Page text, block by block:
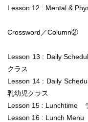
Lesson 12 : Mental &
Crossword／Column②
Lesson 13 : Daily
クラス
Lesson 14 : Daily
乳幼児クラス
Lesson 15 : Lunchtime
Lesson 16 : Lunch